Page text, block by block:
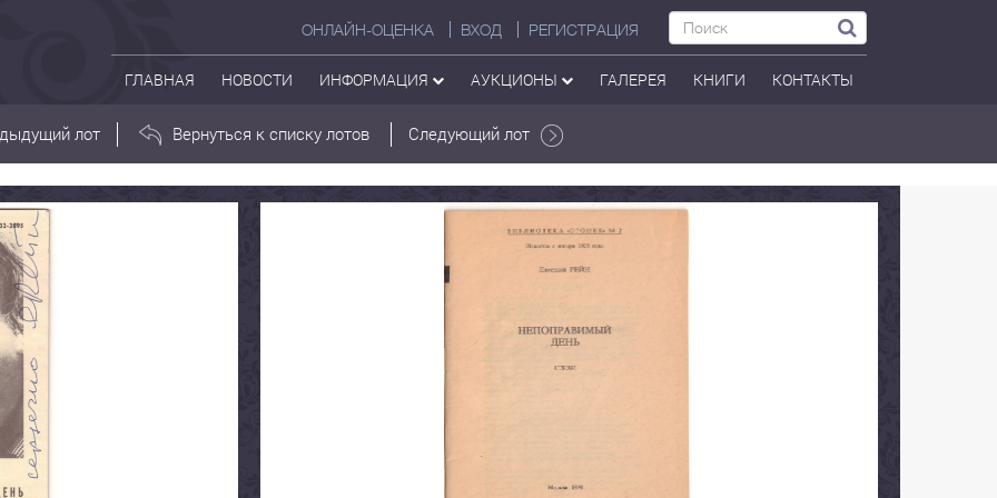
ОНЛАЙН-ОЦЕНКА ВХОД РЕГИСТРАЦИЯ
ГЛАВНАЯ НОВОСТИ ИНФОРМАЦИЯ АУКЦИОНЫ ГАЛЕРЕЯ КНИГИ КОНТАКТЫ
лот Вернуться к списку лотов Следующий лот